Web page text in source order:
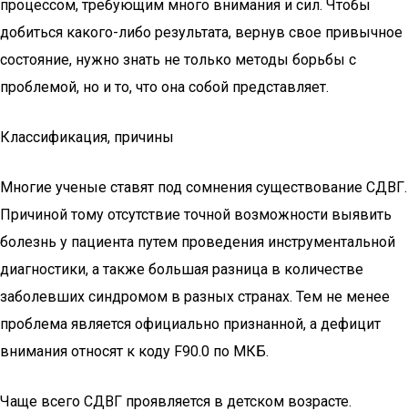
процессом, требующим много внимания и сил. Чтобы
добиться какого-либо результата, вернув свое привычное
состояние, нужно знать не только методы борьбы с
проблемой, но и то, что она собой представляет.
Классификация, причины
Многие ученые ставят под сомнения существование СДВГ.
Причиной тому отсутствие точной возможности выявить
болезнь у пациента путем проведения инструментальной
диагностики, а также большая разница в количестве
заболевших синдромом в разных странах. Тем не менее
проблема является официально признанной, а дефицит
внимания относят к коду F90.0 по МКБ.
Чаще всего СДВГ проявляется в детском возрасте.